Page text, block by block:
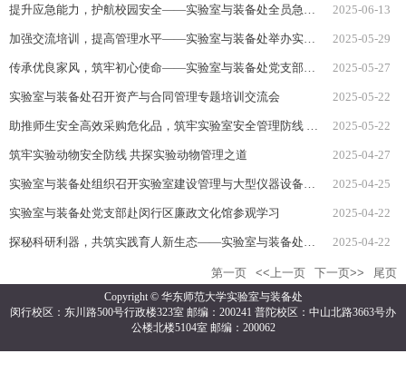
提升应急能力，护航校园安全——实验室与装备处全员急救培训达标 2025-06-13
加强交流培训，提高管理水平——实验室与装备处举办实验室安全员沙龙活动 2025-05-29
传承优良家风，筑牢初心使命——实验室与装备处党支部参观《中国共产党人的家风展》 2025-05-27
实验室与装备处召开资产与合同管理专题培训交流会 2025-05-22
助推师生安全高效采购危化品，筑牢实验室安全管理防线 ——我校举办危化品采购培训会暨供应商校园行活动 2025-05-22
筑牢实验动物安全防线 共探实验动物管理之道 2025-04-27
实验室与装备处组织召开实验室建设管理与大型仪器设备开放共享服务工作会议，共促发展新征程 2025-04-25
实验室与装备处党支部赴闵行区廉政文化馆参观学习 2025-04-22
探秘科研利器，共筑实践育人新生态——实验室与装备处助力地理科学学院“一站式”学生社区建设 2025-04-22
第一页 <<上一页 下一页>> 尾页
Copyright © 华东师范大学实验室与装备处
闵行校区：东川路500号行政楼323室 邮编：200241 普陀校区：中山北路3663号办
公楼北楼5104室 邮编：200062